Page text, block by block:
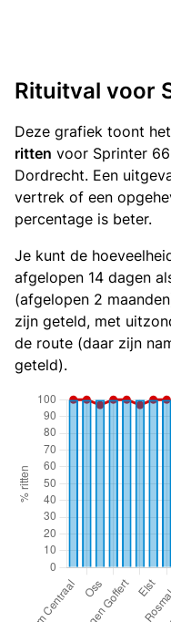
Rituitval voor
Deze grafiek toont
ritten voor Sprinter
Dordrecht. Een
vertrek of een
percentage is beter.
Je kunt de
afgelopen 14 dagen
(afgelopen 2
zijn geteld, met
de route (daar zijn
geteld).